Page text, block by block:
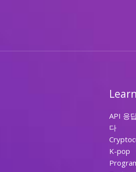
Learn
API 응
다
K-pop